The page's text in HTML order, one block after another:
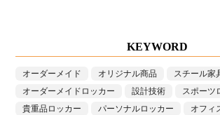
KEYWORD
オーダーメイド オリジナル商品
スチール家
オーダーメイドロッカー
設計技術
スポーツ
貴重品ロッカー
パーソナルロッカー
オフィ